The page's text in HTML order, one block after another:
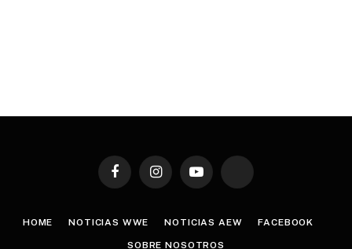
FacebookInstagramYouTube TikTok
HOME NOTICIAS WWE NOTICIAS AEW FACEBOOK
SOBRE NOSOTROS